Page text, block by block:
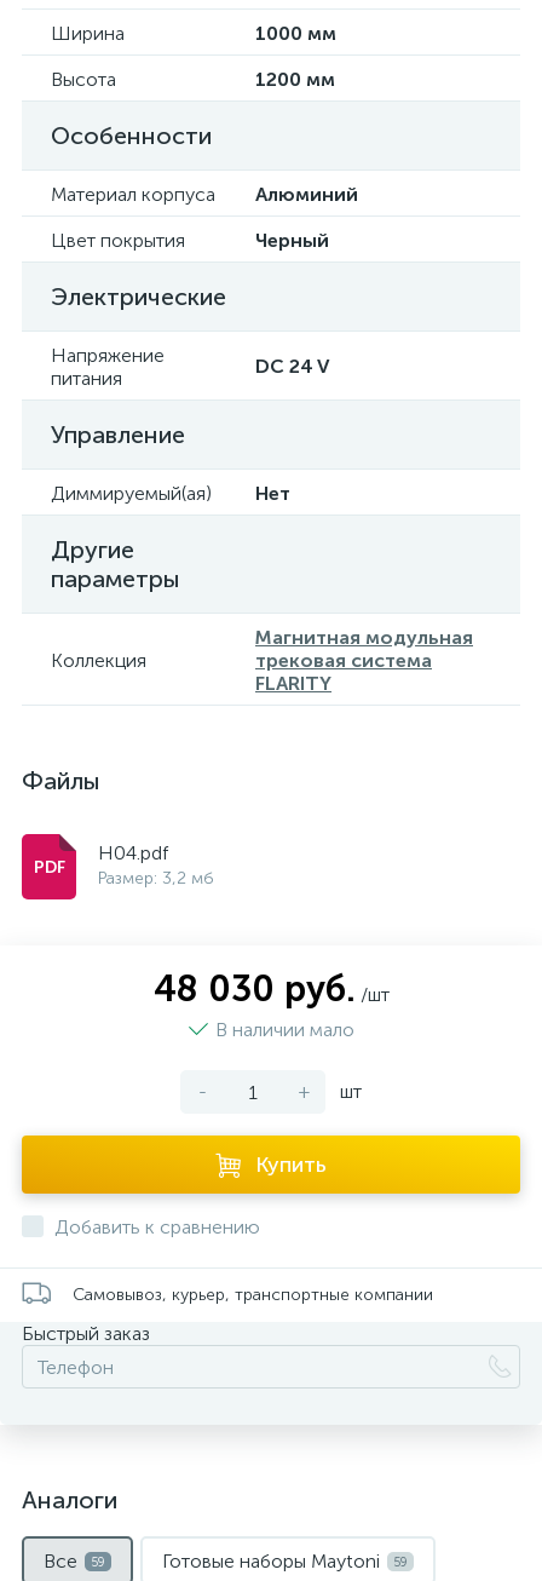
Ширина
1000 мм
Высота
1200 мм
Особенности
Материал корпуса
Алюминий
Цвет покрытия
Черный
Электрические
Напряжение
питания
DC 24 V
Управление
Диммируемый(ая) Нет
Другие
параметры
Коллекция
Магнитная модульная
трековая система
FLARITY
Файлы
H04.pdf
Размер: 3,2 мб
48 030 руб. /шт
В наличии мало
- + шт
Купить
Добавить к сравнению
Самовывоз, курьер, транспортные компании
Быстрый заказ
Аналоги
Все 59 Готовые наборы Maytoni 59